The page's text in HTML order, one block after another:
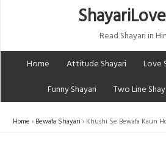
Read Shayari in
Home
Attitude Shayari Love
Funny Shayari
Two Line
Home Bewafa Shayari Khushi Se Bewafa Kaun